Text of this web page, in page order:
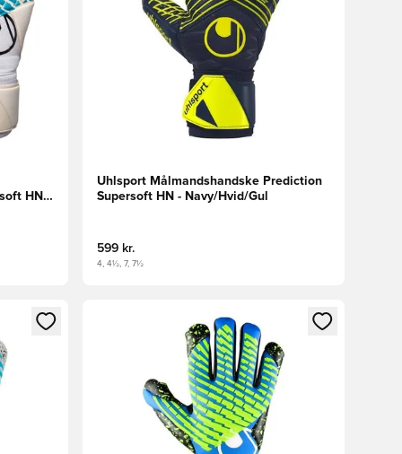
HN -
Uhlsport Målmandshandske Prediction
Supersoft HN - Navy/Hvid/Gul
599 kr.
4, 4½, 7, 7½
eller tilmelde dig som medlem
Åbner en Modal til at logge ind eller tilmelde dig